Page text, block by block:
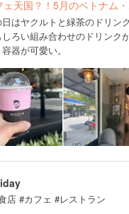
ェ天国？！5月のベトナム
はヤクルトと緑茶のドリン
しろい組み合わせのドリンク
器が可愛い。
店 #カフェ #レストラン